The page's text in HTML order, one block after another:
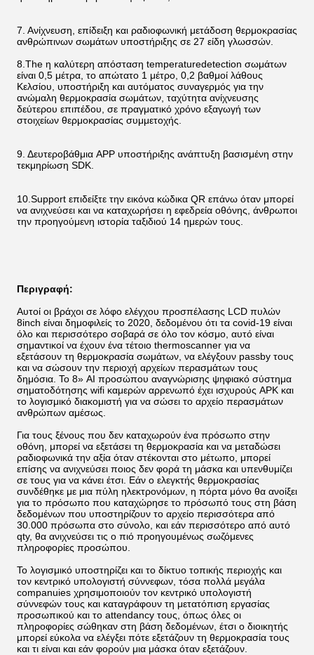
7. Ανίχνευση, επίδειξη και ραδιοφωνική μετάδοση θερμοκρασίας
ανθρώπινων σωμάτων υποστήριξης σε 27 είδη γλωσσών.
8.The η καλύτερη απόσταση temperaturedetection σωμάτων
είναι 0,5 μέτρα, το απώτατο 1 μέτρο, 0,2 βαθμοί λάθους
Κελσίου, υποστήριξη και αυτόματος συναγερμός για την
ανώμαλη θερμοκρασία σωμάτων , ταχύτητα ανίχνευσης
δεύτερου επιπέδου, σε πραγματικό χρόνο εξαγωγή των
στοιχείων θερμοκρασίας συμμετοχής.
9. Δευτεροβάθμια APP υποστήριξης ανάπτυξη βασισμένη στην
τεκμηρίωση SDK.
10.Support επιδείξτε την εικόνα κώδικα QR επάνω όταν μπορεί
να ανιχνεύσει και να καταχωρήσει η εφεδρεία οθόνης, άνθρωποι
την προηγούμενη ιστορία ταξιδιού 14 ημερών τους.
Περιγραφή:
Αυτοί οι βράχοι σε λόφο ελέγχου προσπέλασης LCD πυλών
8inch είναι δημοφιλείς το 2020, δεδομένου ότι τα covid-19 είναι
όλο και περισσότερο σοβαρά σε όλο τον κόσμο, αυτό είναι
σημαντικοί να έχουν ένα τέτοιο thermoscanner για να
εξετάσουν τη θερμοκρασία σωμάτων, να ελέγξουν passby τους
και να σώσουν την περιοχή αρχείων περασμάτων τους
δημόσια. Το 8» AI προσώπου αναγνώρισης ψηφιακό σύστημα
σηματοδότησης wifi καμερών αρρενωπό έχει ισχυρούς APK και
το λογισμικό διακομιστή για να σώσει το αρχείο περασμάτων
ανθρώπων αμέσως.
Για τους ξένους που δεν καταχωρούν ένα πρόσωπο στην
οθόνη, μπορεί να εξετάσει τη θερμοκρασία και να μεταδώσει
ραδιοφωνικά την αξία όταν στέκονται στο μέτωπο, μπορεί
επίσης να ανιχνεύσει ποιος δεν φορά τη μάσκα και υπενθυμίζει
σε τους για να κάνει έτσι. Εάν ο ελεγκτής θερμοκρασίας
συνδέθηκε με μια πύλη ηλεκτρονόμων, η πόρτα μόνο θα ανοίξει
για το πρόσωπο που καταχώρησε το πρόσωπό τους στη βάση
δεδομένων που υποστηρίζουν το αρχείο περισσότερα από
30.000 πρόσωπα στο σύνολο, και εάν περισσότερο από αυτό
qty, θα ανιχνεύσει τις ο πιό προηγουμένως σωζόμενες
πληροφορίες προσώπου.
Το λογισμικό υποστηρίζει και το δίκτυο τοπικής περιοχής και
τον κεντρικό υπολογιστή σύννεφων, τόσα πολλά μεγάλα
companuies χρησιμοποιούν τον κεντρικό υπολογιστή
σύννεφών τους και καταγράφουν τη μετατόπιση εργασίας
προσωπικού και το attendancy τους, όπως όλες οι
πληροφορίες σώθηκαν στη βάση δεδομένων, έτσι ο διοικητής
μπορεί εύκολα να ελέγξει πότε εξετάζουν τη θερμοκρασία τους
και τι είναι και εάν φορούν μια μάσκα όταν εξετάζουν.